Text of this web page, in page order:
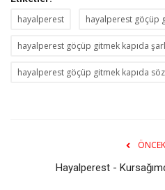
hayalperest hayalperest göçüp
hayalperest göçüp gitmek kapıda
hayalperest göçüp gitmek kapıda
Hayalperest -